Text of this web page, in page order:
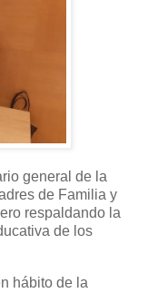
general de la
de Familia y
respaldando la
de los
hábito de la